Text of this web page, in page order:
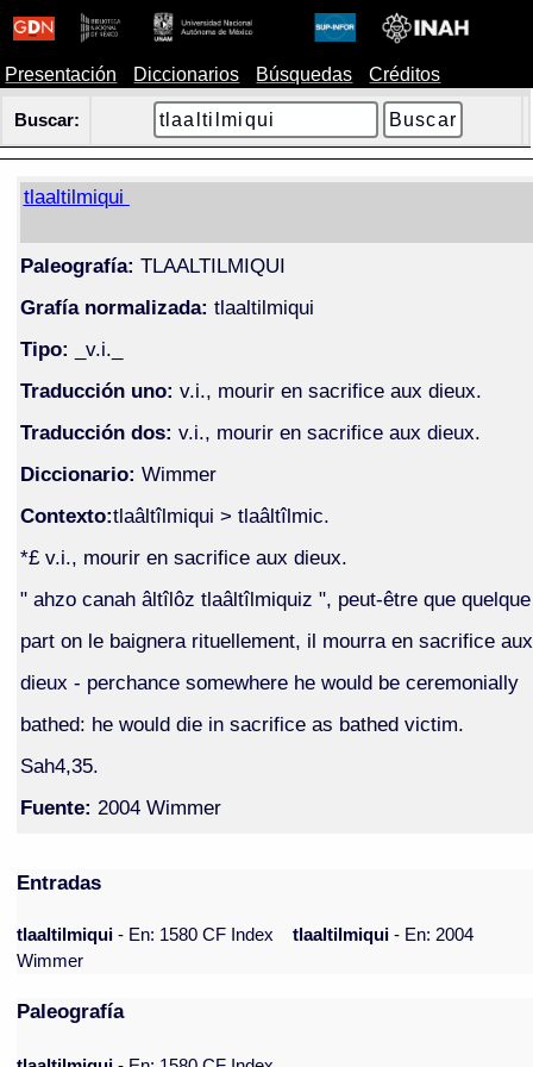
Presentación Diccionarios Búsquedas Créditos
Buscar:
tlaaltilmiqui
Paleografía: TLAALTILMIQUI
Grafía normalizada: tlaaltilmiqui
Tipo: _v.i._
Traducción uno: v.i., mourir en sacrifice aux dieux.
Traducción dos: v.i., mourir en sacrifice aux dieux.
Diccionario: Wimmer
Contexto:tlaâltîlmiqui > tlaâltîlmic.
*£ v.i., mourir en sacrifice aux dieux.
" ahzo canah âltîlôz tlaâltîlmiquiz ", peut-être que quelque
part on le baignera rituellement, il mourra en sacrifice aux
dieux - perchance somewhere he would be ceremonially
bathed: he would die in sacrifice as bathed victim.
Sah4,35.
Fuente: 2004 Wimmer
Entradas
tlaaltilmiqui- En: 1580 CF Index tlaaltilmiqui- En: 2004
Wimmer
Paleografía